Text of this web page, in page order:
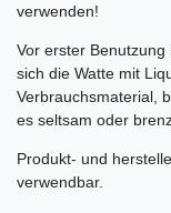
verwenden!
Vor erster
sich die Watte mit
Verbrauchsmaterial,
es seltsam oder
Produkt- und
verwendbar.